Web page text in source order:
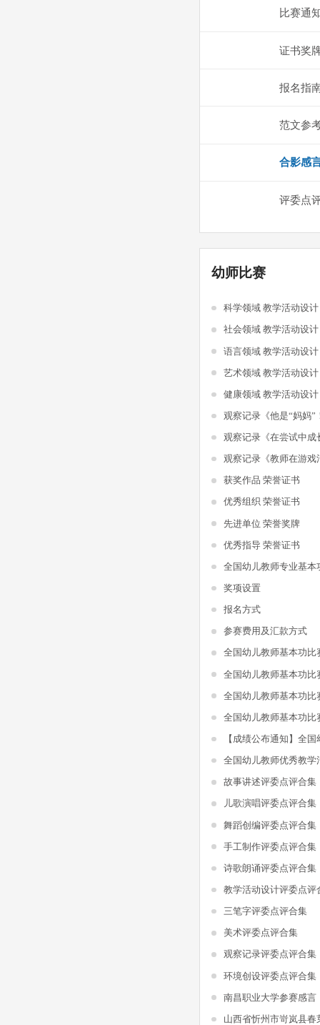
比赛通
证书奖
报名指
范文参
合影感
评委点
幼师比赛
科学领域 教学活动设
社会领域 教学活动设
语言领域 教学活动设
艺术领域 教学活动设
健康领域 教学活动设
观察记录《他是“妈妈”
观察记录《在尝试中成
获奖作品 荣誉证书
优秀组织 荣誉证书
先进单位 荣誉奖牌
优秀指导 荣誉证书
全国幼儿教师专业基本
奖项设置
报名方式
参赛费用及汇款方式
全国幼儿教师基本功比
全国幼儿教师基本功比
全国幼儿教师基本功比
全国幼儿教师基本功比
全国幼儿教师优秀教学
故事讲述评委点评合集
儿歌演唱评委点评合集
舞蹈创编评委点评合集
手工制作评委点评合集
诗歌朗诵评委点评合集
教学活动设计评委点评
三笔字评委点评合集
美术评委点评合集
观察记录评委点评合集
环境创设评委点评合集
南昌职业大学参赛感言
山西省忻州市岢岚县